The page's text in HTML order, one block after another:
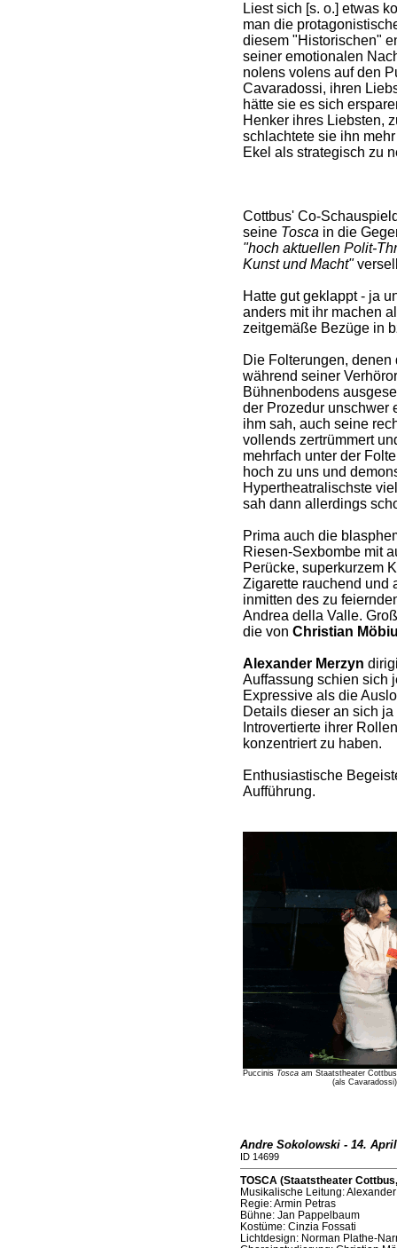
Liest sich [s. o.] etwas
man die
diesem "Historischen"
seiner emotionalen
nolens volens auf den
Cavaradossi, ihren
hätte sie es sich
Henker ihres Liebsten,
schlachtete sie ihn
Ekel als strategisch zu
Cottbus' Co-
seine Tosca in die
"hoch aktuellen Polit-
Kunst und Macht"
Hatte gut geklappt - ja
anders mit ihr machen
zeitgemäße Bezüge in
Die Folterungen,
während seiner
Bühnenbodens
der Prozedur unschwer
ihm sah, auch seine
vollends zertrümmert
mehrfach unter der
hoch zu uns und
Hypertheatralischste
sah dann allerdings
Prima auch die
Riesen-Sexbombe mit
Perücke, superkurzem
Zigarette rauchend und
inmitten des zu
Andrea della Valle.
die von Christian
Alexander Merzyn
Auffassung schien sich
Expressive als die
Details dieser an sich
Introvertierte ihrer
konzentriert zu haben.
Enthusiastische
Aufführung.
Puccinis Tosca am Staatstheater
(als
Andre Sokolowski - 14. April
ID 14699
TOSCA (Staatstheater
Musikalische Leitung:
Regie: Armin Petras
Bühne: Jan Pappelbaum
Kostüme: Cinzia Fossati
Lichtdesign: Norman Plathe-